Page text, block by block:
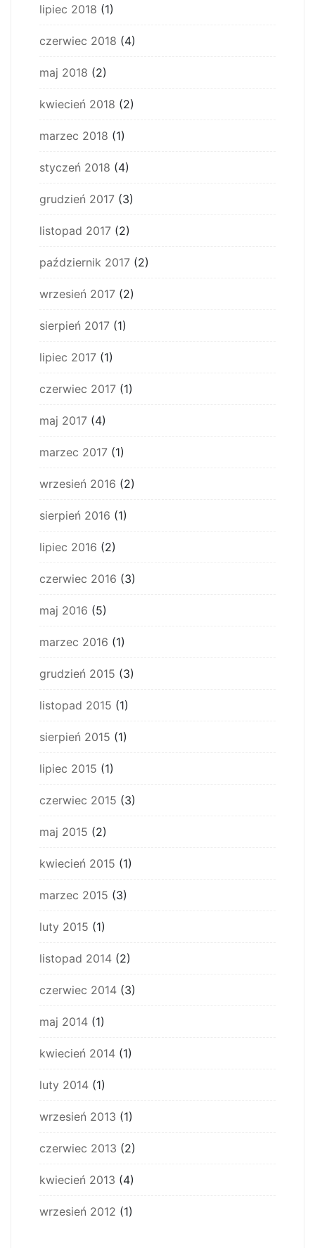
lipiec 2018 (1)
czerwiec 2018 (4)
maj 2018 (2)
kwiecień 2018 (2)
marzec 2018 (1)
styczeń 2018 (4)
grudzień 2017 (3)
listopad 2017 (2)
październik 2017 (2)
wrzesień 2017 (2)
sierpień 2017 (1)
lipiec 2017 (1)
czerwiec 2017 (1)
maj 2017 (4)
marzec 2017 (1)
wrzesień 2016 (2)
sierpień 2016 (1)
lipiec 2016 (2)
czerwiec 2016 (3)
maj 2016 (5)
marzec 2016 (1)
grudzień 2015 (3)
listopad 2015 (1)
sierpień 2015 (1)
lipiec 2015 (1)
czerwiec 2015 (3)
maj 2015 (2)
kwiecień 2015 (1)
marzec 2015 (3)
luty 2015 (1)
listopad 2014 (2)
czerwiec 2014 (3)
maj 2014 (1)
kwiecień 2014 (1)
luty 2014 (1)
wrzesień 2013 (1)
czerwiec 2013 (2)
kwiecień 2013 (4)
wrzesień 2012 (1)